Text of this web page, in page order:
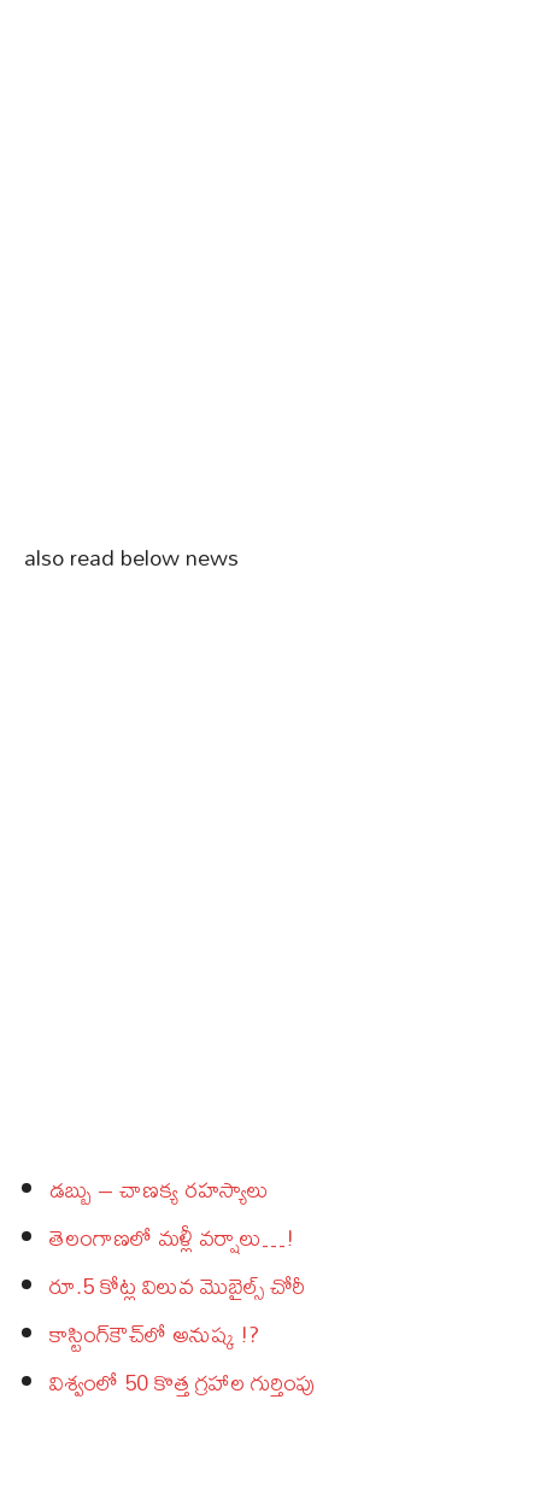
also read below news
డబ్బు – చాణక్య రహస్యాలు
తెలంగాణలో మళ్లీ వర్షాలు…!
రూ.5 కోట్ల విలువ మొబైల్స్‌ చోరీ
కాస్టింగ్‌కౌచ్‌లో అనుష్క !?
విశ్వంలో 50 కొత్త గ్రహాల గుర్తింపు